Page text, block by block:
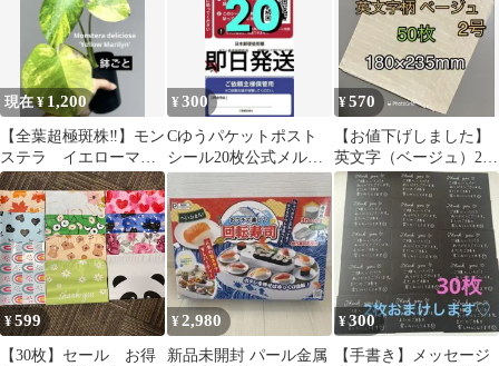
現在 ¥ 1,200
【全葉超極斑株‼️】モン
ステラ イエローマリ
リン 黄斑 オーレ
ア 希少
¥300
Cゆうパケットポスト
シール20枚公式メルカ
リストアゆうゆうメル
カリ便資材
¥570
【お値下げしました】
英文字（ベージュ）2号
（大サイズ）50枚
¥599
【30枚】セール お得
¥2,980
新品未開封 パール金属
¥300
【手書き】メッセージ